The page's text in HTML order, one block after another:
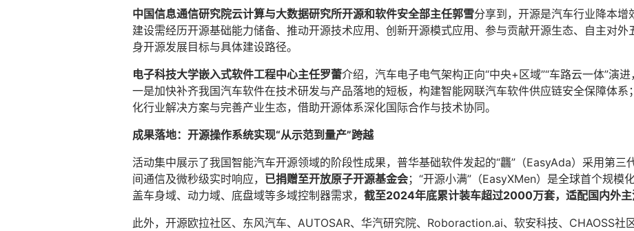
中国信息通信研究院云计算与大数据研究所开源和软件安全部主任郭雪分享到，开源是汽车行业降本
建设需经历开源基础能力储备、推动开源技术应用、创新开源模式应用、参与贡献开源生态、自主对外
身开源发展目标与具体建设路径。
电子科技大学嵌入式软件工程中心主任罗蕾介绍，汽车电子电气架构正向“中央+区域”“车路云一体”演
一是加快补齐我国汽车软件在技术研发与产品落地的短板，构建智能网联汽车软件供应链安全保障体
化行业解决方案与完善产业生态，借助开源体系深化国际合作与技术协同。
成果落地：开源操作系统实现“从示范到量产”跨越
活动集中展示了我国智能汽车开源领域的阶段性成果，普华基础软件发起的“龘”（EasyAda）采用第三
间通信及微秒级实时响应， 已捐赠至开放原子开源基金会；“开源小满”（EasyXMen）是全球首个规模
盖车身域、动力域、底盘域等多域控制器需求， 截至2024年底累计装车超过2000万套，适配国内外主
此外，开源欧拉社区、东风汽车、AUTOSAR、华汽研究院、Roboraction.ai、软安科技、CHAOSS社